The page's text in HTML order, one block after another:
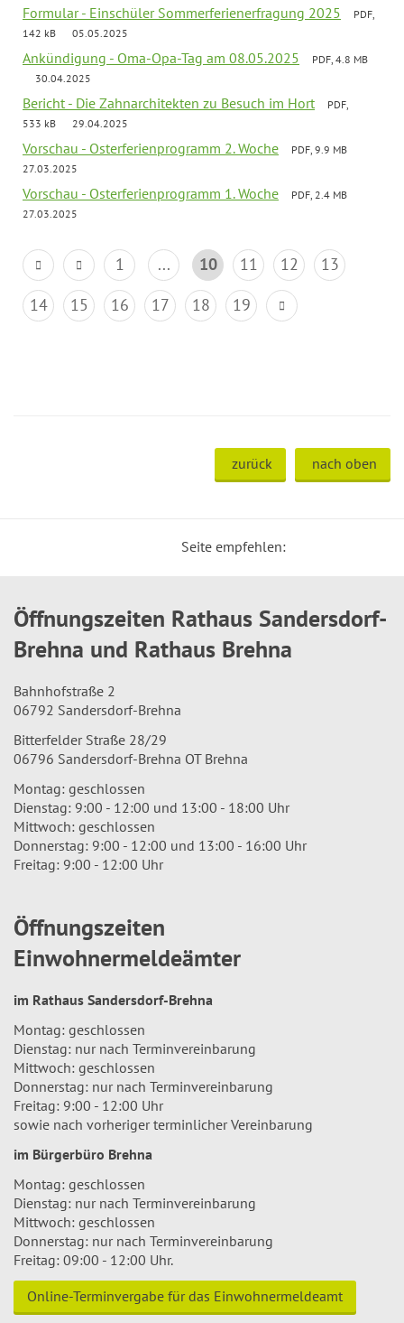
Formular - Einschüler Sommerferienerfragung 2025
PDF,
142 kB
05.05.2025
Ankündigung - Oma-Opa-Tag am 08.05.2025
PDF, 4.8 MB
30.04.2025
Bericht - Die Zahnarchitekten zu Besuch im Hort
PDF,
533 kB
29.04.2025
Vorschau - Osterferienprogramm 2. Woche
PDF, 9.9 MB
27.03.2025
Vorschau - Osterferienprogramm 1. Woche
PDF, 2.4 MB
27.03.2025
1 ... 10 11 12
13
14
15 16 17 18 19
zurück nach oben
Seite empfehlen:
Öffnungszeiten Rathaus Sandersdorf-
Brehna und Rathaus Brehna
Bahnhofstraße 2
06792 Sandersdorf-Brehna
Bitterfelder Straße 28/29
06796 Sandersdorf-Brehna OT Brehna
Montag: geschlossen
Dienstag: 9:00 - 12:00 und 13:00 - 18:00 Uhr
Mittwoch: geschlossen
Donnerstag: 9:00 - 12:00 und 13:00 - 16:00 Uhr
Freitag: 9:00 - 12:00 Uhr
Öffnungszeiten
Einwohnermeldeämter
im Rathaus Sandersdorf-Brehna
Montag: geschlossen
Dienstag: nur nach Terminvereinbarung
Mittwoch: geschlossen
Donnerstag: nur nach Terminvereinbarung
Freitag: 9:00 - 12:00 Uhr
sowie nach vorheriger terminlicher Vereinbarung
im Bürgerbüro Brehna
Montag: geschlossen
Dienstag: nur nach Terminvereinbarung
Mittwoch: geschlossen
Donnerstag: nur nach Terminvereinbarung
Freitag: 09:00 - 12:00 Uhr.
Online-Terminvergabe für das Einwohnermeldeamt